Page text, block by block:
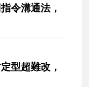
令溝通法，
型超難改，